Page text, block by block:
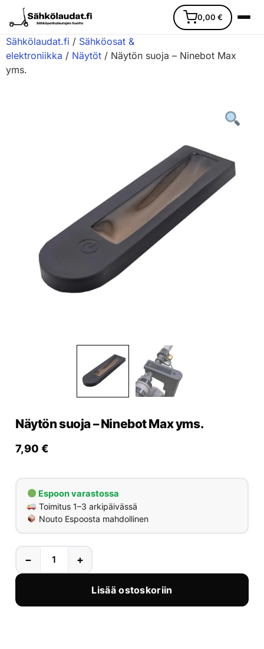
0,00 €
Huoltopalvelu
Yrityksille
Varaa huolto
Sähkölaudat.fi / Sähköosat &
elektroniikka / Näytöt / Näytön suoja – Ninebot Max
yms.
Näytön suoja – Ninebot Max yms.
7,90 €
Espoon varastossa
Toimitus 1–3 arkipäivässä
Nouto Espoosta mahdollinen
− +
Lisää ostoskoriin